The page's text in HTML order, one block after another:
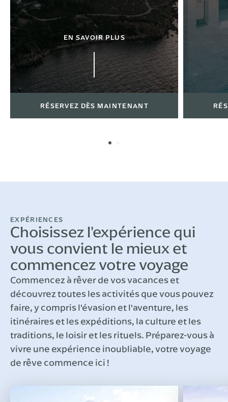
EN SAVOIR PLUS
RÉSERVEZ DÈS MAINTENANT
EXPÉRIENCES
Choisissez l'expérience qui
vous convient le mieux et
commencez votre voyage
Commencez à rêver de vos vacances et
découvrez toutes les activités que vous pouvez
faire, y compris l'évasion et l'aventure, les
itinéraires et les expéditions, la culture et les
traditions, le loisir et les rituels. Préparez-vous à
vivre une expérience inoubliable, votre voyage
de rêve commence ici !